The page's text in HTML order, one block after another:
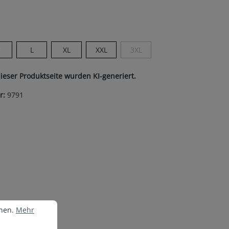
ist zurzeit nicht verfügbar.)
zurzeit nicht verfügbar.)
L XL XXL 3XL
(Diese Option ist zurzeit nicht
Produktseite wurden KI-generiert.
9791
Mehr Informationen ...
Mehr